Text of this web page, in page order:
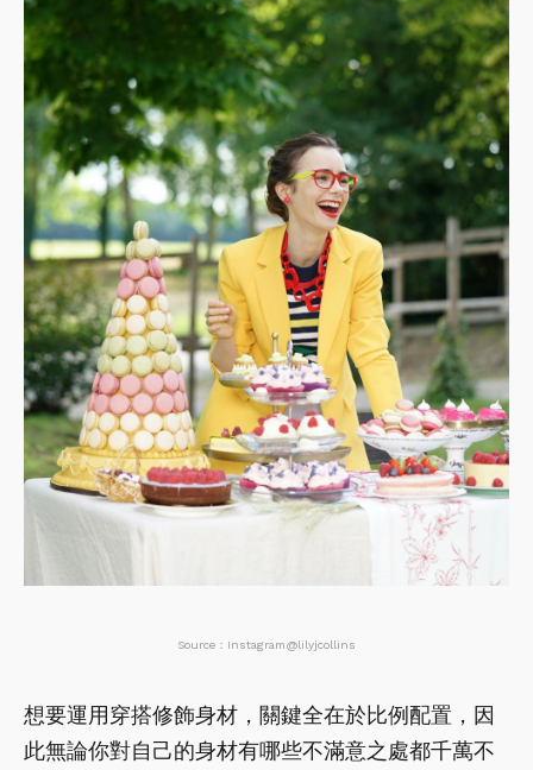
Source：Instagram@lilyjcollins
想要運用穿搭修飾身材，關鍵全在於比例配置，因
此無論你對自己的身材有哪些不滿意之處都千萬不